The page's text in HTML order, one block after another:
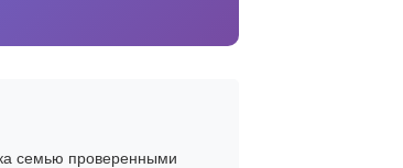
семью проверенными